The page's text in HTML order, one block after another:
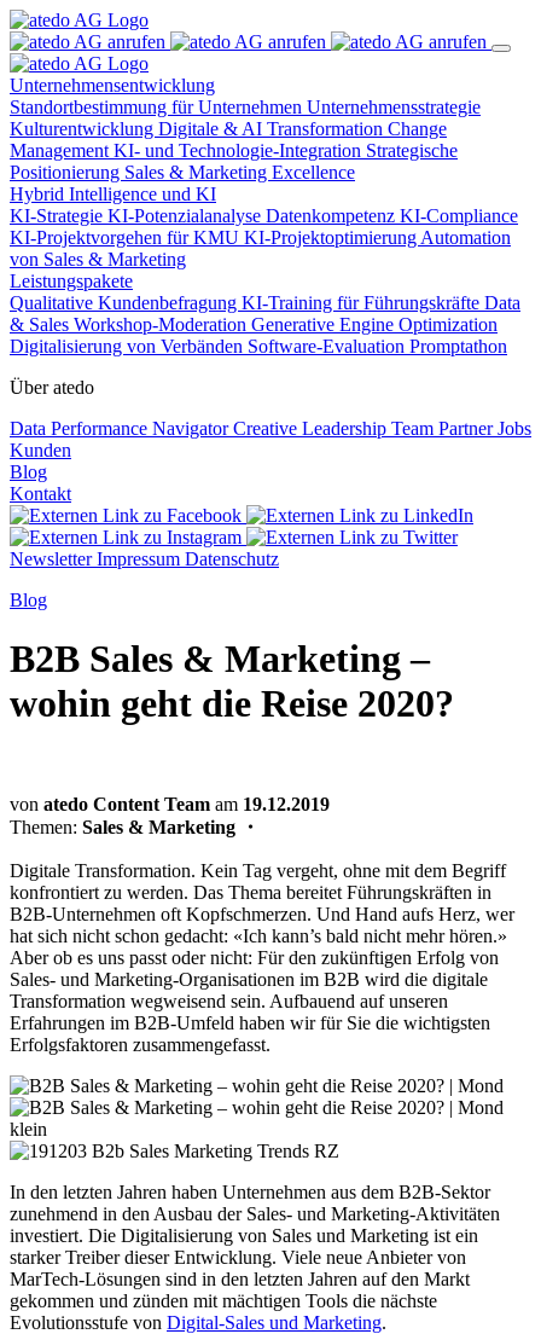
Unternehmensentwicklung
Standortbestimmung für Unternehmen Unternehmensstrategie
Kulturentwicklung Digitale & AI Transformation Change
Management KI- und Technologie-Integration Strategische
Positionierung Sales & Marketing Excellence
Hybrid Intelligence und KI
KI-Strategie KI-Potenzialanalyse Datenkompetenz KI-Compliance
KI-Projektvorgehen für KMU KI-Projektoptimierung Automation
von Sales & Marketing
Leistungspakete
Qualitative Kundenbefragung KI-Training für Führungskräfte Data
& Sales Workshop-Moderation Generative Engine Optimization
Digitalisierung von Verbänden Software-Evaluation Promptathon
Über atedo
Data Performance NavigatorCreative Leadership Team PartnerJobs
Kunden
Blog
Kontakt
NewsletterImpressum Datenschutz
Blog
B2B Sales & Marketing –
wohin geht die Reise 2020?
von atedo Content Team am 19.12.2019
Themen: Sales & Marketing ・
Digitale Transformation. Kein Tag vergeht, ohne mit dem Begriff
konfrontiert zu werden. Das Thema bereitet Führungskräften in
B2B-Unternehmen oft Kopfschmerzen. Und Hand aufs Herz, wer
hat sich nicht schon gedacht: «Ich kann’s bald nicht mehr hören.»
Aber ob es uns passt oder nicht: Für den zukünftigen Erfolg von
Sales- und Marketing-Organisationen im B2B wird die digitale
Transformation wegweisend sein. Aufbauend auf unseren
Erfahrungen im B2B-Umfeld haben wir für Sie die wichtigsten
Erfolgsfaktoren zusammengefasst.
In den letzten Jahren haben Unternehmen aus dem B2B-Sektor
zunehmend in den Ausbau der Sales- und Marketing-Aktivitäten
investiert. Die Digitalisierung von Sales und Marketing ist ein
starker Treiber dieser Entwicklung. Viele neue Anbieter von
MarTech-Lösungen sind in den letzten Jahren auf den Markt
gekommen und zünden mit mächtigen Tools die nächste
Evolutionsstufe von Digital-Sales und Marketing.